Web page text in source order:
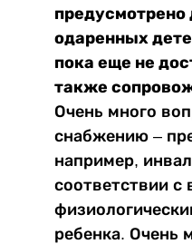
предусмотрено
одаренных
пока еще не
также
Очень много
снабжению –
например,
соответствии с
ребенка. Очень